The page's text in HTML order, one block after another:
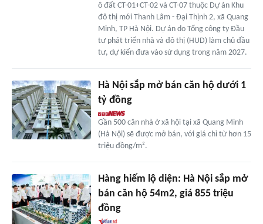
ô đất CT-01+CT-02 và CT-07 thuộc Dự án Khu
đô thị mới Thanh Lâm - Đại Thịnh 2, xã Quang
Minh, TP Hà Nội. Dự án do Tổng công ty Đầu
tư phát triển nhà và đô thị (HUD) làm chủ đầu
tư, dự kiến đưa vào sử dụng trong năm 2027.
Hà Nội sắp mở bán căn hộ dưới 1
tỷ đồng
Gần 500 căn nhà ở xã hội tại xã Quang Minh
(Hà Nội) sẽ được mở bán, với giá chỉ từ hơn 15
triệu đồng/m².
Hàng hiếm lộ diện: Hà Nội sắp mở
bán căn hộ 54m2, giá 855 triệu
đồng